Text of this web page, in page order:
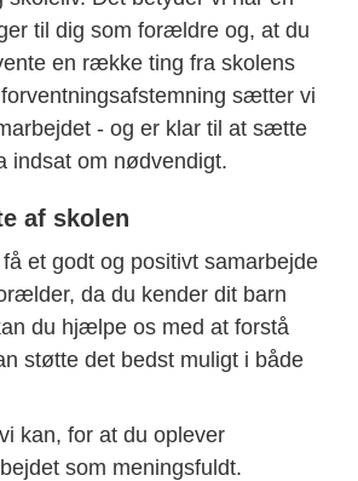
til dig som forældre og, at du
en række ting fra skolens
sætter vi
- og er klar til at sætte
indsat om nødvendigt.
af skolen
et godt og positivt samarbejde
da du kender dit barn
du hjælpe os med at forstå
støtte det bedst muligt i både
kan, for at du oplever
som meningsfuldt.